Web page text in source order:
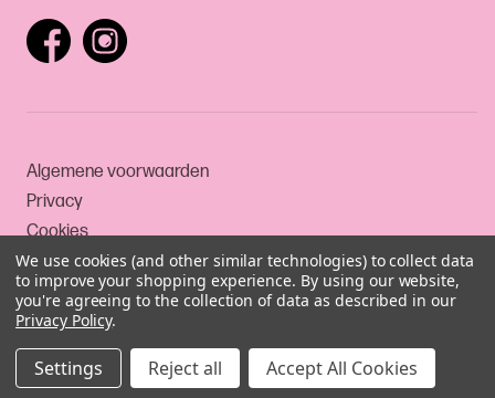
Algemene voorwaarden
Privacy
Cookies
© 1999-2026 Drankerij
We use cookies (and other similar technologies) to collect data
to improve your shopping experience. By using our website,
you're agreeing to the collection of data as described in our
Privacy Policy.
Settings Reject all Accept All Cookies